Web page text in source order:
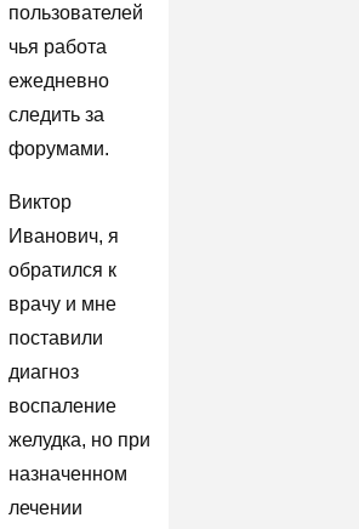
пользователей
чья работа
ежедневно
следить за
форумами.
Виктор
Иванович, я
обратился к
врачу и мне
поставили
диагноз
воспаление
желудка, но при
назначенном
лечении